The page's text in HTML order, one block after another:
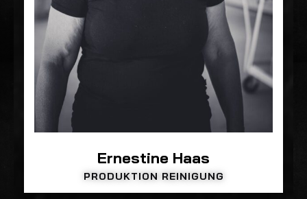
Ernestine Haas
PRODUKTION REINIGUNG